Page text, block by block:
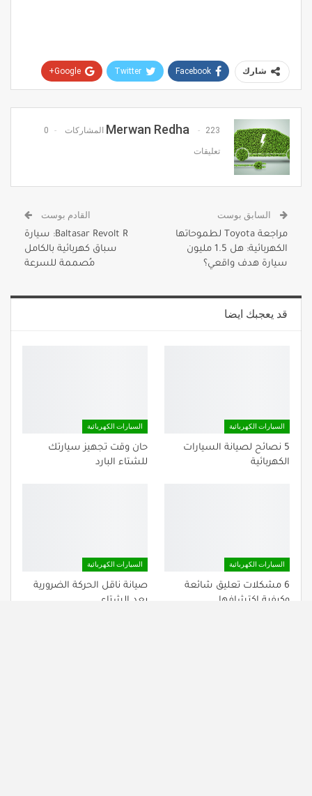
شارك Facebook
Twitter
Google+
البريد الإلكتروني
Merwan Redha 223 المشاركات 0
تعليقات
السابق بوست
مراجعة Toyota لطموحاتها
الكهربائية: هل 1.5 مليون
سيارة هدف واقعي؟
القادم بوست
Baltasar Revolt R: سيارة
سباق كهربائية بالكامل
مُصممة للسرعة
قد يعجبك ايضا
السيارات الكهربائية
5 نصائح لصيانة السيارات
الكهربائية
السيارات الكهربائية
حان وقت تجهيز سيارتك
للشتاء البارد
السيارات الكهربائية
6 مشكلات تعليق شائعة
وكيفية اكتشافها
السيارات الكهربائية
صيانة ناقل الحركة الضرورية
بعد الشتاء